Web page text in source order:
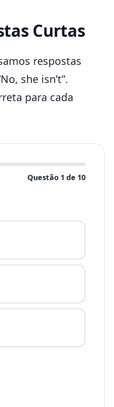
Curtas
respostas
she isn’t”.
para cada
Questão 1 de 10